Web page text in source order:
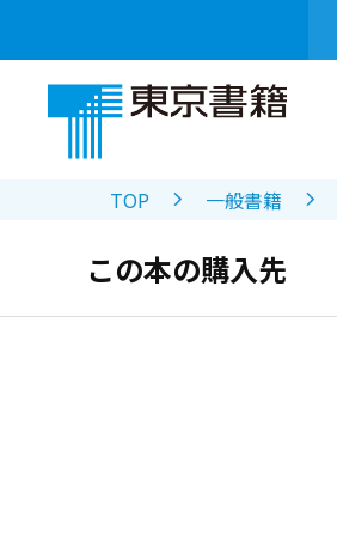
TOP 一般書籍
この本の購入先